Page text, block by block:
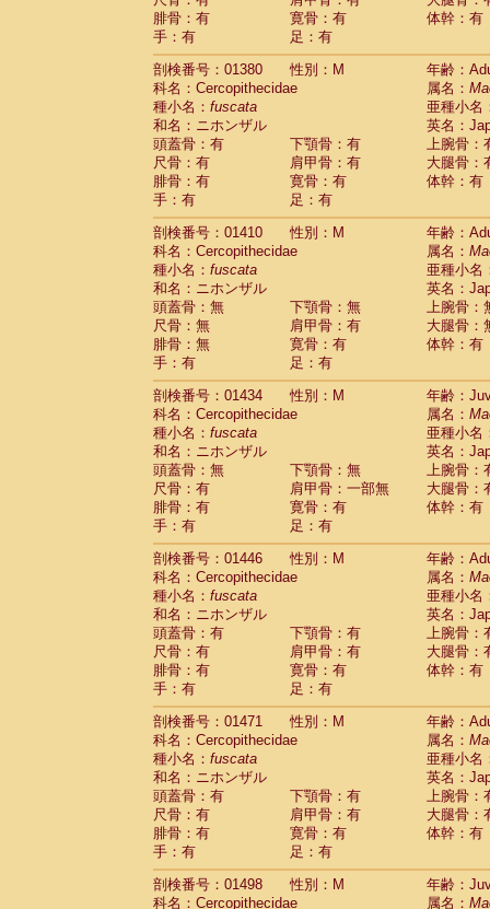
腓骨：有
寛骨：有
体幹：有
手：有
足：有
剖検番号：01380
性別：M
年齢：
科名：Cercopithecidae
属名：
種小名： fuscata
亜種小名
和名：ニホンザル
英名：
頭蓋骨：有
下顎骨：有
上腕骨：
尺骨：有
肩甲骨：有
大腿骨：
腓骨：有
寛骨：有
体幹：有
手：有
足：有
剖検番号：01410
性別：M
年齢：
科名：Cercopithecidae
属名：
種小名： fuscata
亜種小名
和名：ニホンザル
英名：
頭蓋骨：無
下顎骨：無
上腕骨：
尺骨：無
肩甲骨：有
大腿骨：
腓骨：無
寛骨：有
体幹：有
手：有
足：有
剖検番号：01434
性別：M
年齢：
科名：Cercopithecidae
属名：
種小名： fuscata
亜種小名
和名：ニホンザル
英名：
頭蓋骨：無
下顎骨：無
上腕骨：
尺骨：有
肩甲骨：一部無
大腿骨：
腓骨：有
寛骨：有
体幹：有
手：有
足：有
剖検番号：01446
性別：M
年齢：
科名：Cercopithecidae
属名：
種小名： fuscata
亜種小名
和名：ニホンザル
英名：
頭蓋骨：有
下顎骨：有
上腕骨：
尺骨：有
肩甲骨：有
大腿骨：
腓骨：有
寛骨：有
体幹：有
手：有
足：有
剖検番号：01471
性別：M
年齢：
科名：Cercopithecidae
属名：
種小名： fuscata
亜種小名
和名：ニホンザル
英名：
頭蓋骨：有
下顎骨：有
上腕骨：
尺骨：有
肩甲骨：有
大腿骨：
腓骨：有
寛骨：有
体幹：有
手：有
足：有
剖検番号：01498
性別：M
年齢：
科名：Cercopithecidae
属名：